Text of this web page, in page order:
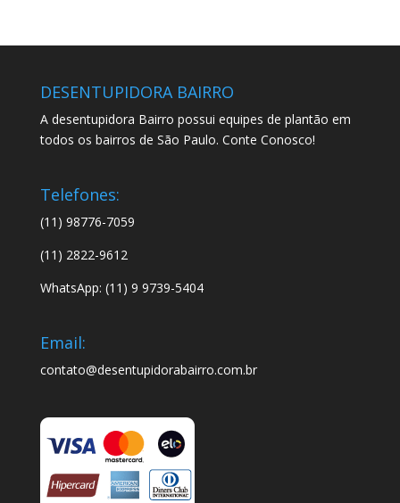
DESENTUPIDORA BAIRRO
A desentupidora Bairro possui equipes de plantão em
todos os bairros de São Paulo. Conte Conosco!
Telefones:
(11) 98776-7059
(11) 2822-9612
WhatsApp: (11) 9 9739-5404
Email:
contato@desentupidorabairro.com.br